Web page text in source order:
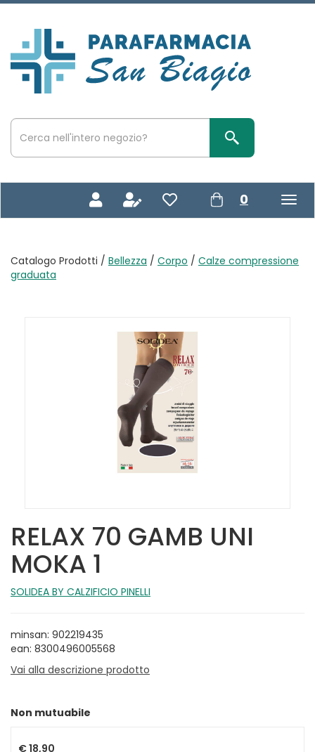
Passa
principale
San
Biagio
Cerca
Prodotto
Cerca Prodotto
0 prodotti
inseriti
Catalogo Prodotti / Bellezza / Corpo / Calze compressione
graduata
RELAX 70 GAMB UNI
MOKA 1
SOLIDEA BY CALZIFICIO PINELLI
minsan: 902219435
ean: 8300496005568
Vai alla descrizione prodotto
Non mutuabile
€ 18,90